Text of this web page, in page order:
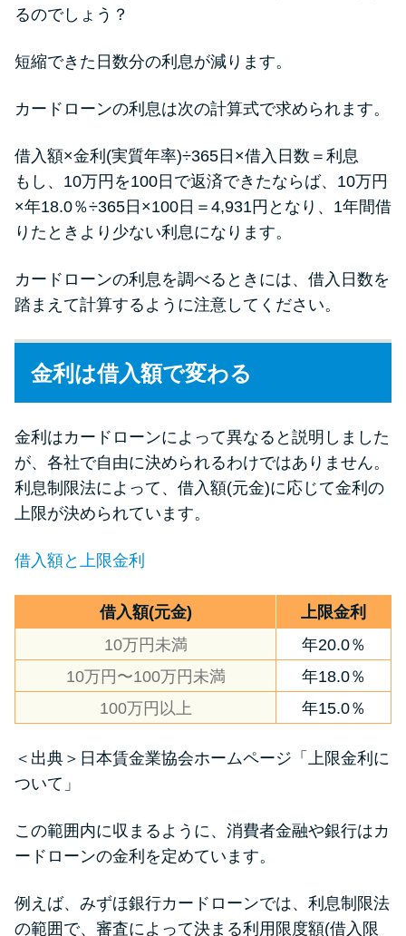
るのでしょう？
短縮できた日数分の利息が減ります。
カードローンの利息は次の計算式で求められます。
借入額×金利(実質年率)÷365日×借入日数＝利息
もし、10万円を100日で返済できたならば、10万円
×年18.0％÷365日×100日＝4,931円となり、1年間借
りたときより少ない利息になります。
カードローンの利息を調べるときには、借入日数を
踏まえて計算するように注意してください。
金利は借入額で変わる
金利はカードローンによって異なると説明しました
が、各社で自由に決められるわけではありません。
利息制限法によって、借入額(元金)に応じて金利の
上限が決められています。
借入額と上限金利
借入額(元金)
上限金利
10万円未満
年20.0％
10万円〜100万円未満
年18.0％
100万円以上
年15.0％
＜出典＞ 日本賃金業協会ホームページ「上限金利に
ついて」
この範囲内に収まるように、消費者金融や銀行はカ
ードローンの金利を定めています。
例えば、みずほ銀行カードローンでは、利息制限法
の範囲で、審査によって決まる利用限度額(借入限